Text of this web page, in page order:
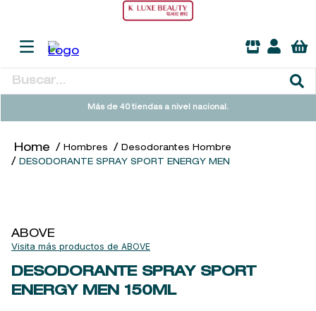
Buscar...
Más de 40 tiendas a nivel nacional.
Hombres
Desodorantes Hombre
DESODORANTE SPRAY SPORT ENERGY MEN
ABOVE
ABOVE
DESODORANTE SPRAY SPORT
ENERGY MEN 150ML
TÉRMINOS MÁS BUSCADOS
2 .
sol ipanema
5.
ysl
6.
woods of windsor
7.
kool beauty serum